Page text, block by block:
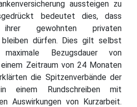
aussteigen zu
bedeutet dies, dass
gewohnten privaten
bleiben dürfen. Dies gilt selbst
Bezugsdauer von
Zeitraum von 24 Monaten
die Spitzenverbände der
in einem Rundschreiben mit
Auswirkungen von Kurzarbeit.